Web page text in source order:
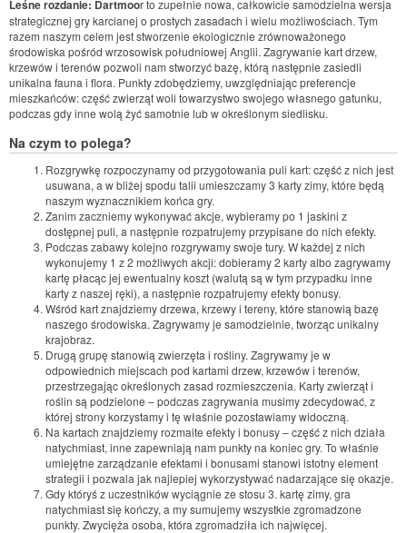
Leśne rozdanie: Dartmoor to zupełnie nowa, całkowicie samodzielna wersja
strategicznej gry karcianej o prostych zasadach i wielu możliwościach. Tym
razem naszym celem jest stworzenie ekologicznie zrównoważonego
środowiska pośród wrzosowisk południowej Anglii. Zagrywanie kart drzew,
krzewów i terenów pozwoli nam stworzyć bazę, którą następnie zasiedli
unikalna fauna i flora. Punkty zdobędziemy, uwzględniając preferencje
mieszkańców: część zwierząt woli towarzystwo swojego własnego gatunku,
podczas gdy inne wolą żyć samotnie lub w określonym siedlisku.
Na czym to polega?
Rozgrywkę rozpoczynamy od przygotowania puli kart: część z nich jest
usuwana, a w bliżej spodu talii umieszczamy 3 karty zimy, które będą
naszym wyznacznikiem końca gry.
Zanim zaczniemy wykonywać akcje, wybieramy po 1 jaskini z
dostępnej puli, a następnie rozpatrujemy przypisane do nich efekty.
Podczas zabawy kolejno rozgrywamy swoje tury. W każdej z nich
wykonujemy 1 z 2 możliwych akcji: dobieramy 2 karty albo zagrywamy
kartę płacąc jej ewentualny koszt (walutą są w tym przypadku inne
karty z naszej ręki), a następnie rozpatrujemy efekty bonusy.
Wśród kart znajdziemy drzewa, krzewy i tereny, które stanowią bazę
naszego środowiska. Zagrywamy je samodzielnie, tworząc unikalny
krajobraz.
Drugą grupę stanowią zwierzęta i rośliny. Zagrywamy je w
odpowiednich miejscach pod kartami drzew, krzewów i terenów,
przestrzegając określonych zasad rozmieszczenia. Karty zwierząt i
roślin są podzielone – podczas zagrywania musimy zdecydować, z
której strony korzystamy i tę właśnie pozostawiamy widoczną.
Na kartach znajdziemy rozmaite efekty i bonusy – część z nich działa
natychmiast, inne zapewniają nam punkty na koniec gry. To właśnie
umiejętne zarządzanie efektami i bonusami stanowi istotny element
strategii i pozwala jak najlepiej wykorzystywać nadarzające się okazje.
Gdy któryś z uczestników wyciągnie ze stosu 3. kartę zimy, gra
natychmiast się kończy, a my sumujemy wszystkie zgromadzone
punkty. Zwycięża osoba, która zgromadziła ich najwięcej.